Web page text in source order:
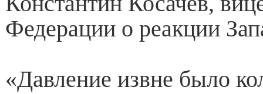
Федерации о реакции
«Давление извне было